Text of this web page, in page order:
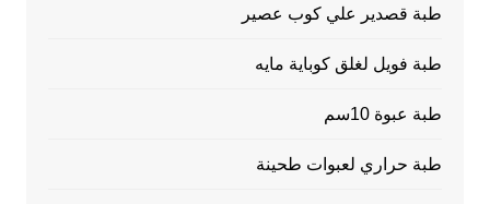
طبة قصدير علي كوب عصير
طبة فويل لغلق كوباية مايه
طبة عبوة 10سم
طبة حراري لعبوات طحينة